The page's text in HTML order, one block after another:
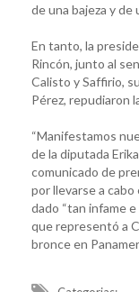
de una bajeza y de
En tanto, la
Rincón, junto al
Calisto y Saffirio,
Pérez, repudiaron
“Manifestamos
de la diputada
comunicado de
por llevarse a
dado “tan infame
que representó a
bronce en